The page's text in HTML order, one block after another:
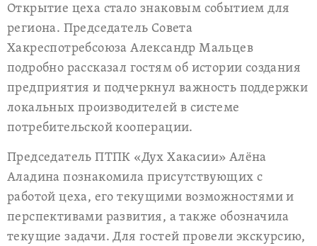
Открытие цеха стало знаковым событием для
региона. Председатель Совета
Хакреспотребсоюза Александр Мальцев
подробно рассказал гостям об истории создания
предприятия и подчеркнул важность поддержки
локальных производителей в системе
потребительской кооперации.
Председатель ПТПК «Дух Хакасии» Алёна
Аладина познакомила присутствующих с
работой цеха, его текущими возможностями и
перспективами развития, а также обозначила
текущие задачи. Для гостей провели экскурсию,